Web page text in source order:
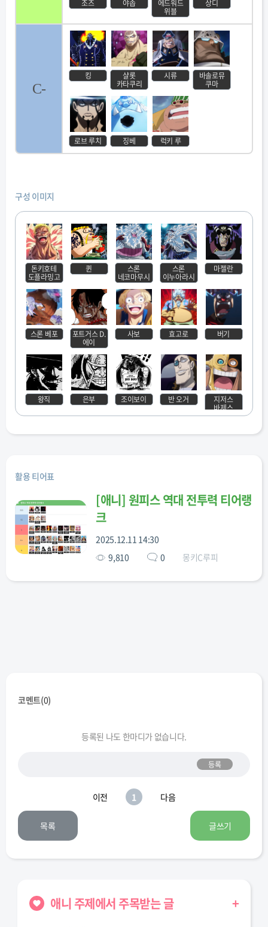
조즈 야솝 에드워드
위블
상디
C-
킹 샬롯
카타쿠리
시류 바솔로뮤
쿠마
로브 루치 징베 럭키 루
구성 이미지
돈키호테
도플라밍고
퀸 스론
네코마무시
스론
이누아라시
마젤란
스론 베포 포트거스 D.
에이
사보 효고로 버기
왕직 은부 조이보이 반 오거 지저스
바제스
브로기
록스 D. 지벡 제파(제트)
활용 티어표
[애니] 원피스 역대 전투력 티어랭
크
2025.12.11 14:30
9,810
0 몽키C루피
코멘트(0)
등록된 나도 한마디가 없습니다.
등록
이전 1 다음
목록 글쓰기
애니 주제에서 주목받는 글 +